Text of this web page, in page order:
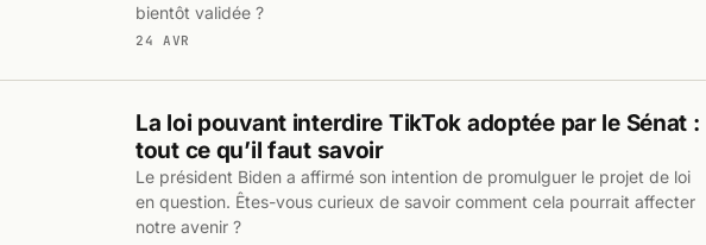
bientôt validée ?
24 AVR
La loi pouvant interdire TikTok adoptée par le Sénat :
tout ce qu’il faut savoir
Le président Biden a affirmé son intention de promulguer le projet de loi
en question. Êtes-vous curieux de savoir comment cela pourrait affecter
notre avenir ?